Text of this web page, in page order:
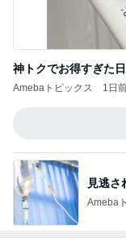
神トクでお得すぎた
Amebaトピックス 1日
見逃さ
Ameba